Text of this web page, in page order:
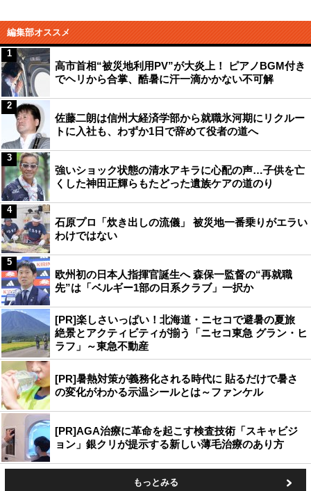
編集部オススメ
高市首相“被災地利用PV”が大炎上！ ピアノBGM付き
でヘリから合掌、酷暑に汗一滴かかない不可解
1
佐藤二朗は信州大経済学部から就職氷河期にリクルー
トに入社も、わずか1日で辞めて役者の道へ
2
強いショック状態の清水アキラに心配の声…子供を亡
くした神田正輝らもたどった遺族ケアの道のり
3
石原プロ「炊き出しの流儀」 被災地一番乗りがエラい
わけではない
4
欧州初の日本人指揮官誕生へ 森保一監督の“再就職
先”は「ベルギー1部の日系クラブ」一択か
5
[PR]楽しさいっぱい！北海道・ニセコで避暑の夏旅
絶景とアクティビティが揃う「ニセコ東急 グラン・ヒ
ラフ」～東急不動産
[PR]暑熱対策が義務化される時代に 貼るだけで暑さ
の変化がわかる示温シールとは～ファンケル
[PR]AGA治療に革命を起こす検査技術「スキャビジ
ョン」銀クリが提示する新しい薄毛治療のあり方
もっとみる